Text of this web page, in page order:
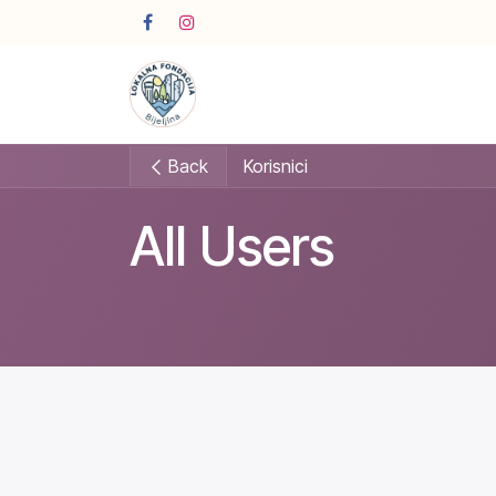
Back Korisnici
All Users